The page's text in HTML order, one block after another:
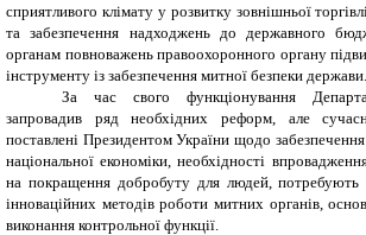
сприятливого клімату у розвитку зовнішньої
та забезпечення надходжень до державного
органам повноважень правоохоронного органу
інструменту із забезпечення митної безпеки держави.
За час свого функціонування
запровадив ряд необхідних реформ, але
поставлені Президентом України щодо
національної економіки, необхідності
на покращення добробуту для людей, потребують
інноваційних методів роботи митних органів,
виконання контрольної функції.